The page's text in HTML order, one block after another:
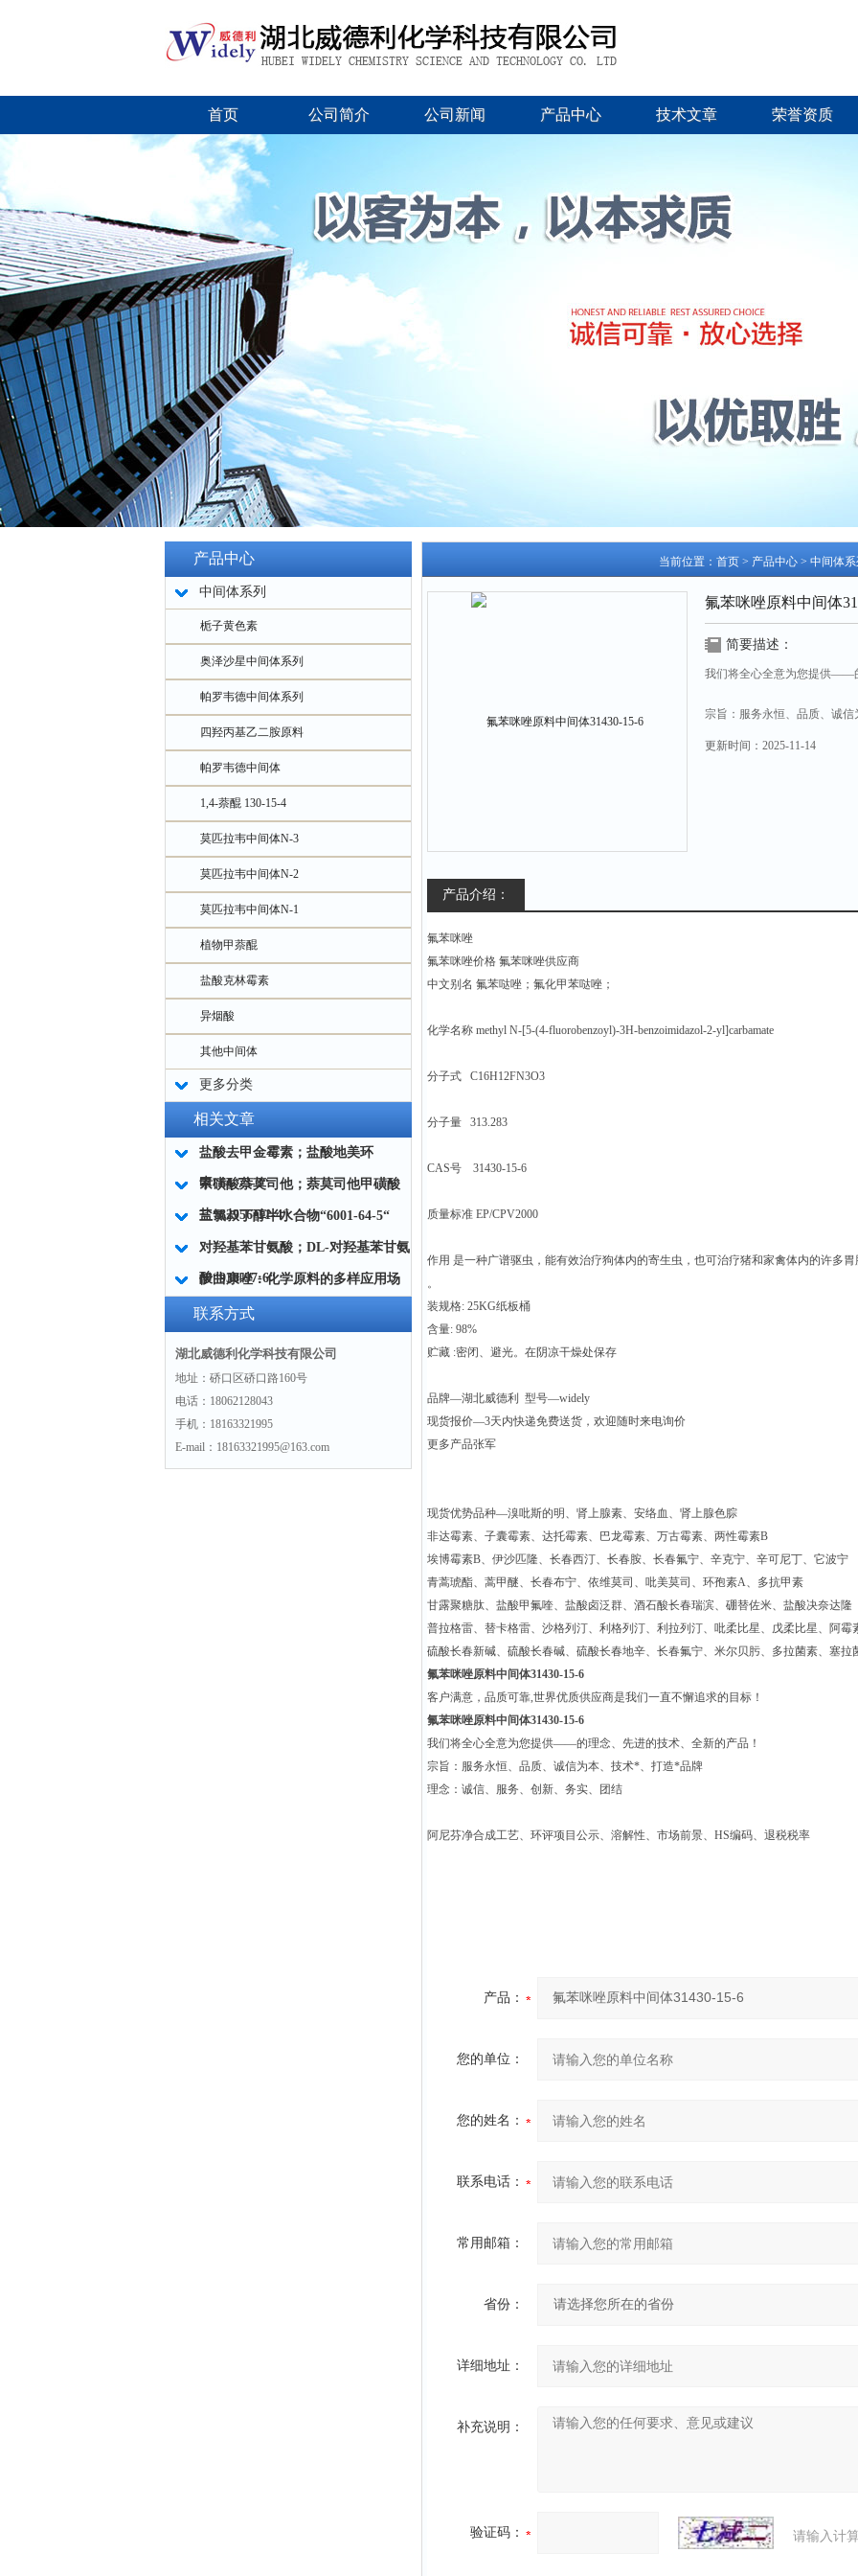
首页 公司简介 公司新闻 产品中心 技术文章 荣誉资质
产品中心
中间体系列
栀子黄色素
奥泽沙星中间体系列
帕罗韦德中间体系列
四羟丙基乙二胺原料
帕罗韦德中间体
1,4-萘醌 130-15-4
莫匹拉韦中间体N-3
莫匹拉韦中间体N-2
莫匹拉韦中间体N-1
植物甲萘醌
盐酸克林霉素
异烟酸
其他中间体
更多分类
相关文章
盐酸去甲金霉素；盐酸地美环
素“64-73-3“
甲磺酸萘莫司他；萘莫司他甲磺酸
盐“82956-11-4“
三氯叔丁醇半水合物“6001-64-5“
对羟基苯甘氨酸；DL-对羟基苯甘氨
酸“938-97-6“
伊曲康唑：化学原料的多样应用场
景
联系方式
湖北威德利化学科技有限公司
地址：硚口区硚口路160号
电话：18062128043
手机：18163321995
E-mail：18163321995@163.com
当前位置： 首页 > 产品中心 > 中间体
氟苯咪唑原料中间体
简要描述：
我们将全心全意为您提供——
宗旨：服务永恒、品质、诚
理念：诚信、服务、创新、务
更新时间： 2025-11-14
产品介绍：
氟苯咪唑
氟苯咪唑价格 氟苯咪唑供应商
中文别名 氟苯哒唑；氟化甲苯哒唑；
化学名称 methyl N-[5-(4-fluorobenzoyl)-3H-benzoimidazol-2-yl]carbamate
分子式 C16H12FN3O3
分子量 313.283
CAS号 31430-15-6
质量标准 EP/CPV2000
作用 是一种广谱驱虫，能有效治疗狗体内的寄生虫，也可治疗猪和家禽体内的许多
。
装规格: 25KG纸板桶
含量: 98%
贮藏 :密闭、避光。在阴凉干燥处保存
品牌—湖北威德利 型号—widely
现货报价—3天内快递免费送货，欢迎随时来电询价
更多产品张军
现货优势品种—溴吡斯的明、肾上腺素、安络血、肾上腺色腙
非达霉素、子囊霉素、达托霉素、巴龙霉素、万古霉素、两性霉素B
埃博霉素B、伊沙匹隆、长春西汀、长春胺、长春氟宁、辛克宁、辛可尼丁、它波宁
青蒿琥酯、蒿甲醚、长春布宁、依维莫司、吡美莫司、环孢素A、多抗甲素
甘露聚糖肽、盐酸甲氟喹、盐酸卤泛群、酒石酸长春瑞滨、硼替佐米、盐酸决奈达隆
普拉格雷、替卡格雷、沙格列汀、利格列汀、利拉列汀、吡柔比星、戊柔比星、阿霉
硫酸长春新碱、硫酸长春碱、硫酸长春地辛、长春氟宁、米尔贝肟、多拉菌素、塞拉
氟苯咪唑原料中间体31430-15-6
客户满意，品质可靠,世界优质供应商是我们一直不懈追求的目标！
氟苯咪唑原料中间体31430-15-6
我们将全心全意为您提供——的理念、先进的技术、全新的产品！
宗旨：服务永恒、品质、诚信为本、技术*、打造*品牌
理念：诚信、服务、创新、务实、团结
阿尼芬净合成工艺、环评项目公示、溶解性、市场前景、HS编码、退税税率
产品：
您的单位：
您的姓名：
联系电话：
常用邮箱：
省份：
详细地址：
补充说明：
验证码： 请输入计